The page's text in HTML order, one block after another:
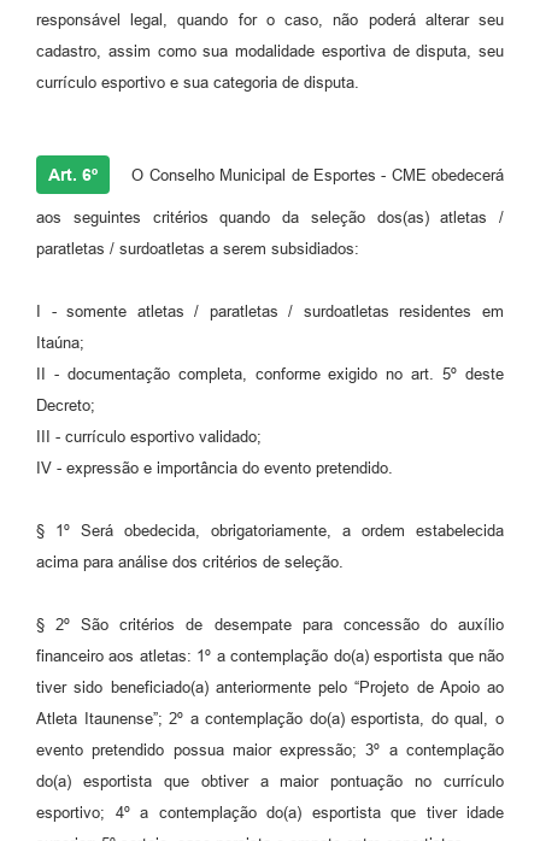
responsável legal, quando for o caso, não poderá alterar seu
cadastro, assim como sua modalidade esportiva de disputa, seu
currículo esportivo e sua categoria de disputa.
Art. 6º O Conselho Municipal de Esportes - CME obedecerá
aos seguintes critérios quando da seleção dos(as) atletas /
paratletas / surdoatletas a serem subsidiados:
I - somente atletas / paratletas / surdoatletas residentes em
Itaúna;
II - documentação completa, conforme exigido no art. 5º deste
Decreto;
III - currículo esportivo validado;
IV - expressão e importância do evento pretendido.
§ 1º Será obedecida, obrigatoriamente, a ordem estabelecida
acima para análise dos critérios de seleção.
§ 2º São critérios de desempate para concessão do auxílio
financeiro aos atletas: 1º a contemplação do(a) esportista que não
tiver sido beneficiado(a) anteriormente pelo “Projeto de Apoio ao
Atleta Itaunense”; 2º a contemplação do(a) esportista, do qual, o
evento pretendido possua maior expressão; 3º a contemplação
do(a) esportista que obtiver a maior pontuação no currículo
esportivo; 4º a contemplação do(a) esportista que tiver idade